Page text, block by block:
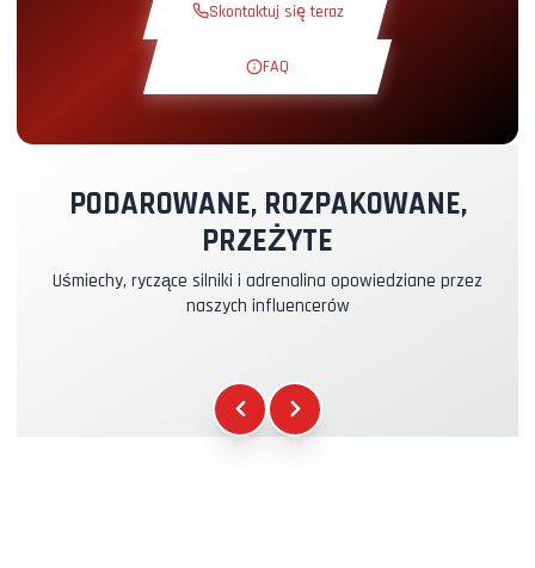
Okrążenie Rozpoznawcze
Ekskluzywny Tor
Ubezpieczenie Kasko & RC
Skontaktuj się teraz
FAQ
PODAROWANE, ROZPAKOWANE,
PRZEŻYTE
Uśmiechy, ryczące silniki i adrenalina opowiedziane przez
naszych influencerów